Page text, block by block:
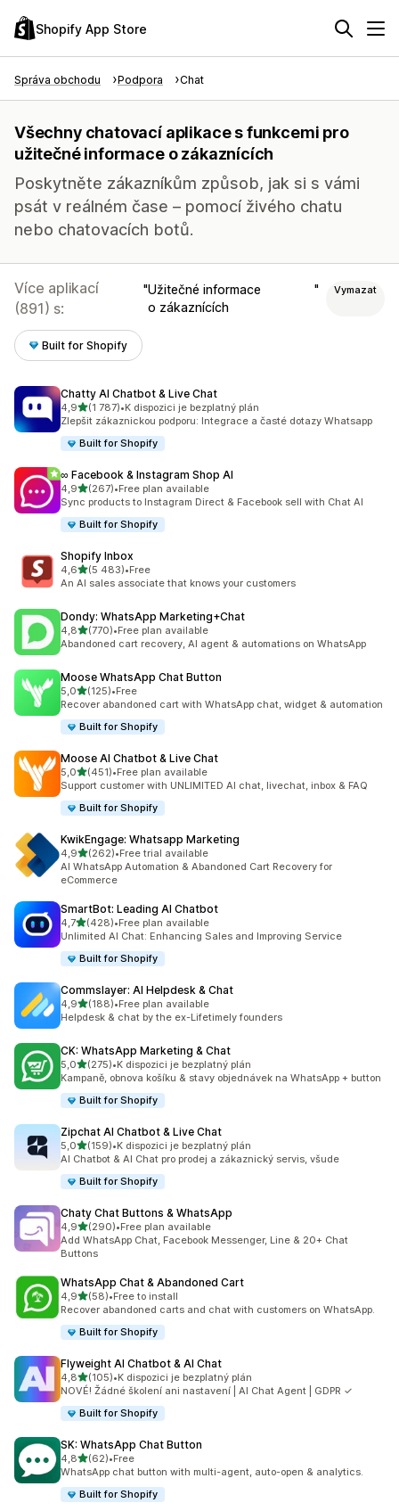
Shopify App Store
Správa obchodu Podpora Chat
Všechny chatovací aplikace s funkcemi pro
užitečné informace o zákaznících
Poskytněte zákazníkům způsob, jak si s vámi
psát v reálném čase – pomocí živého chatu
nebo chatovacích botů.
Více aplikací
(891) s:
Užitečné informace
o zákaznících
Vymazat
Built for Shopify
Chatty AI Chatbot & Live Chat
4,9z 5 hvězd
(1 787)
Celkový počet recenzí: 1787
•K dispozici je bezplatný plán
Zlepšit zákaznickou podporu: Integrace a časté dotazy Whatsapp
Built for Shopify
∞ Facebook & Instagram Shop AI
4,9z 5 hvězd
(267)
Celkový počet recenzí: 267
•Free plan available
Sync products to Instagram Direct & Facebook sell with Chat AI
Built for Shopify
Shopify Inbox
4,6z 5 hvězd
(5 483)
Celkový počet recenzí: 5483
•Free
An AI sales associate that knows your customers
Dondy: WhatsApp Marketing+Chat
4,8z 5 hvězd
(770)
Celkový počet recenzí: 770
•Free plan available
Abandoned cart recovery, AI agent & automations on WhatsApp
Moose WhatsApp Chat Button
5,0z 5 hvězd
(125)
Celkový počet recenzí: 125
•Free
Recover abandoned cart with WhatsApp chat, widget & automation
Built for Shopify
Moose AI Chatbot & Live Chat
5,0z 5 hvězd
(451)
Celkový počet recenzí: 451
•Free plan available
Support customer with UNLIMITED AI chat, livechat, inbox & FAQ
Built for Shopify
KwikEngage: Whatsapp Marketing
4,9z 5 hvězd
(262)
Celkový počet recenzí: 262
•Free trial available
AI WhatsApp Automation & Abandoned Cart Recovery for
eCommerce
SmartBot: Leading AI Chatbot
4,7z 5 hvězd
(428)
Celkový počet recenzí: 428
•Free plan available
Unlimited AI Chat: Enhancing Sales and Improving Service
Built for Shopify
Commslayer: AI Helpdesk & Chat
4,9z 5 hvězd
(188)
Celkový počet recenzí: 188
•Free plan available
Helpdesk & chat by the ex-Lifetimely founders
CK: WhatsApp Marketing & Chat
5,0z 5 hvězd
(275)
Celkový počet recenzí: 275
•K dispozici je bezplatný plán
Kampaně, obnova košíku & stavy objednávek na WhatsApp + button
Built for Shopify
Zipchat AI Chatbot & Live Chat
5,0z 5 hvězd
(159)
Celkový počet recenzí: 159
•K dispozici je bezplatný plán
AI Chatbot & AI Chat pro prodej a zákaznický servis, všude
Built for Shopify
Chaty Chat Buttons & WhatsApp
4,9z 5 hvězd
(290)
Celkový počet recenzí: 290
•Free plan available
Add WhatsApp Chat, Facebook Messenger, Line & 20+ Chat
Buttons
WhatsApp Chat & Abandoned Cart
4,9z 5 hvězd
(58)
Celkový počet recenzí: 58
•Free to install
Recover abandoned carts and chat with customers on WhatsApp.
Built for Shopify
Flyweight AI Chatbot & AI Chat
4,8z 5 hvězd
(105)
Celkový počet recenzí: 105
•K dispozici je bezplatný plán
NOVÉ! Žádné školení ani nastavení | AI Chat Agent | GDPR ✓
Built for Shopify
SK: WhatsApp Chat Button
4,8z 5 hvězd
(62)
Celkový počet recenzí: 62
•Free
WhatsApp chat button with multi-agent, auto-open & analytics.
Built for Shopify